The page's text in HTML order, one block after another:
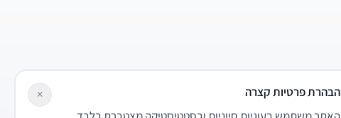
הבהרת פרטיות קצרה
×